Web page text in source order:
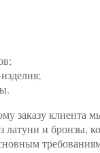
заказу клиента
латуни и бронзы,